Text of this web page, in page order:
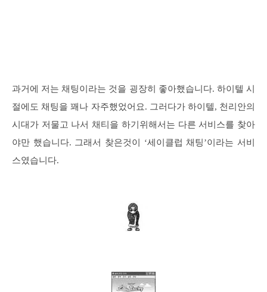
과거에 저는 채팅이라는 것을 굉장히 좋아했습니다. 하이텔 시
절에도 채팅을 꽤나 자주했었어요. 그러다가 하이텔, 천리안의
시대가 저물고 나서 채티을 하기위해서는 다른 서비스를 찾아
야만 했습니다. 그래서 찾은것이 ‘세이클럽 채팅’이라는 서비
스였습니다.